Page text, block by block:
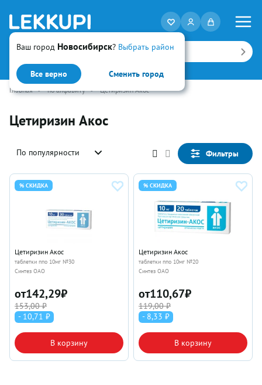
Ваш город Новосибирск? Выбрать район
Все верно Сменить город
Искать
Главная • по алфавиту • Цетиризин Акос
Цетиризин Акос
По популярности Фильтры
% СКИДКА
Цетиризин Акос
таблетки ппо 10мг №30
Синтез ОАО
от142,29₽
153,00 ₽
- 10,71 ₽
В корзину
% СКИДКА
Цетиризин Акос
таблетки ппо 10мг №20
Синтез ОАО
от110,67₽
119,00 ₽
- 8,33 ₽
В корзину